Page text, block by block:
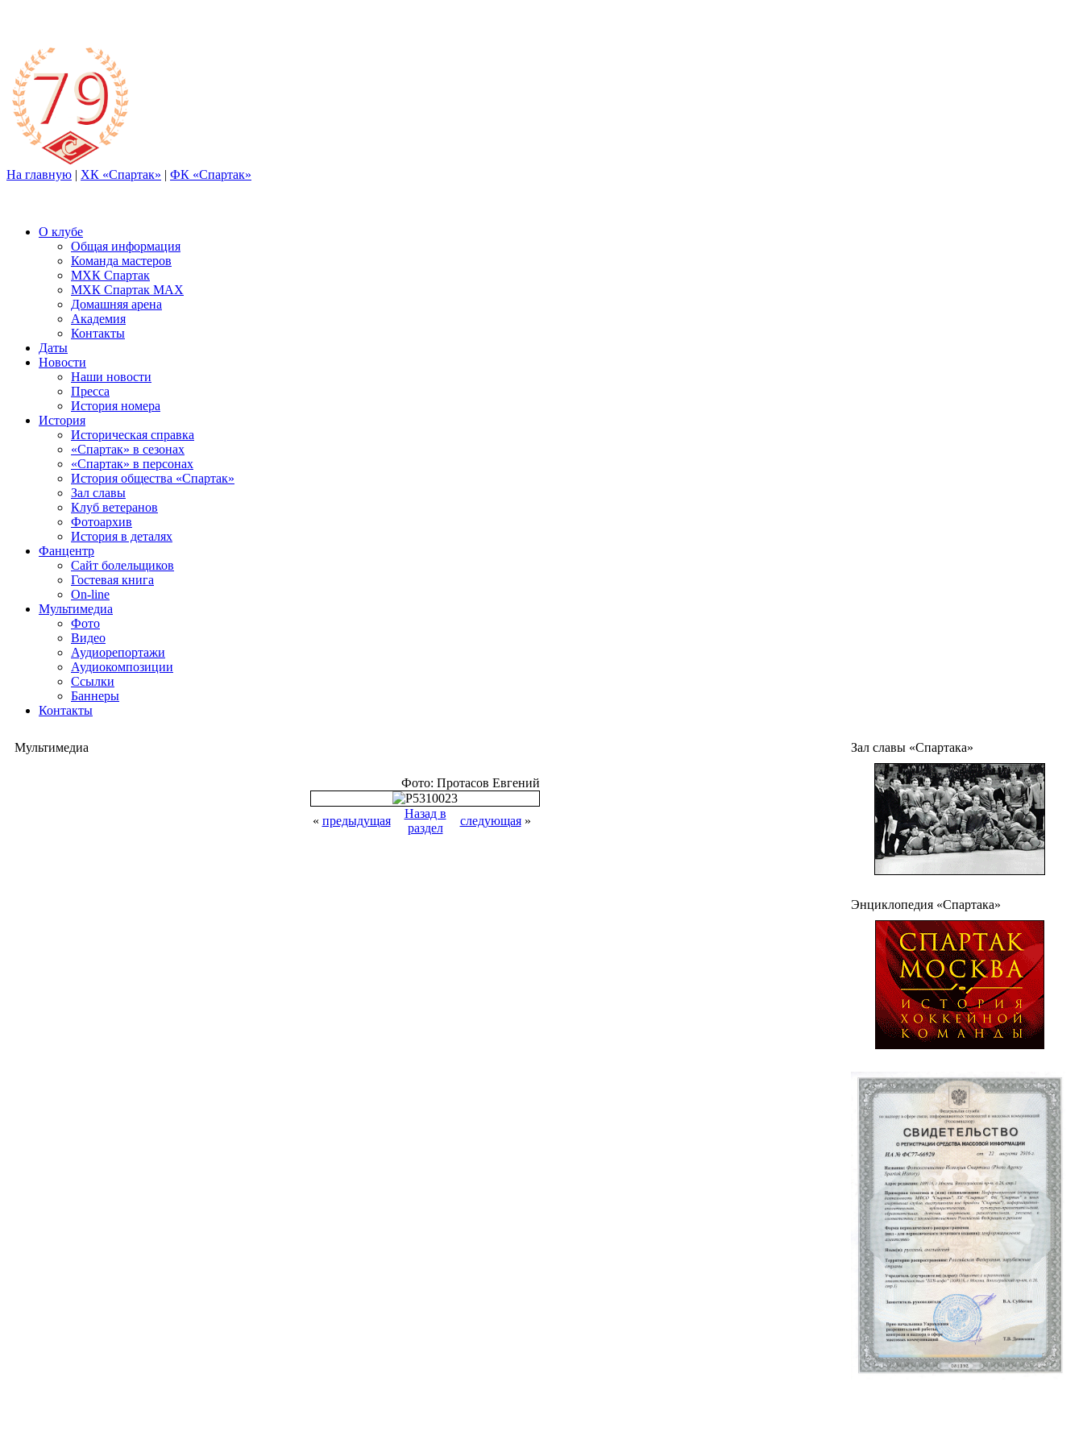
На главную | ХК «Спартак» | ФК «Спартак»
О клубе
Общая информация
Команда мастеров
МХК Спартак
МХК Спартак МАХ
Домашняя арена
Академия
Контакты
Даты
Новости
Наши новости
Пресса
История номера
История
Историческая справка
«Спартак» в сезонах
«Спартак» в персонах
История общества «Спартак»
Зал славы
Клуб ветеранов
Фотоархив
История в деталях
Фанцентр
Сайт болельщиков
Гостевая книга
On-line
Мультимедиа
Фото
Видео
Аудиорепортажи
Аудиокомпозиции
Ссылки
Баннеры
Контакты
Мультимедиа
Фото: Протасов Евгений
« предыдущая
Назад в
раздел
следующая»
Зал славы «Спартака»
Энциклопедия «Спартака»